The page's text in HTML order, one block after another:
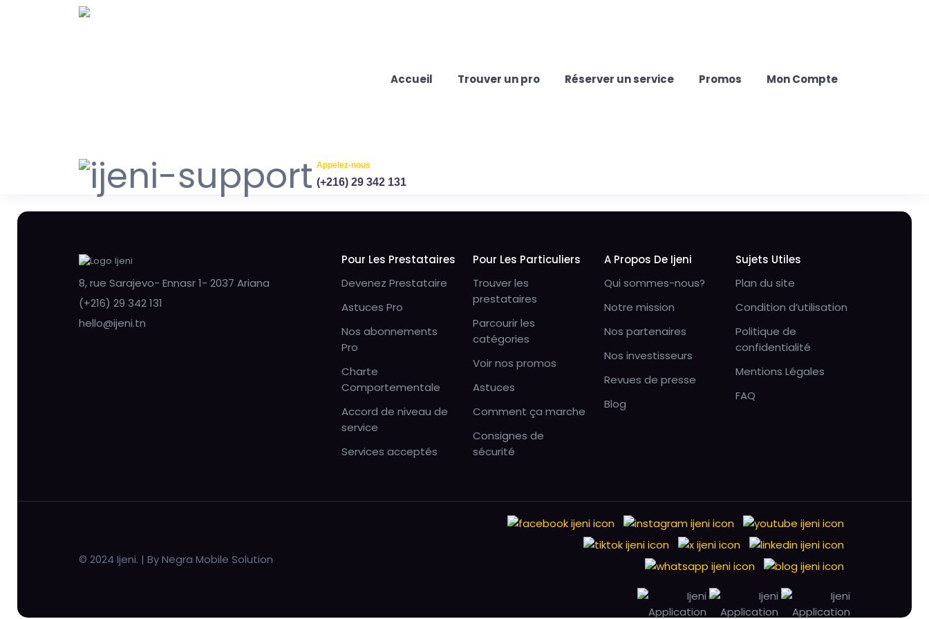
Accueil Trouver un pro Réserver un service Promos Mon Compte
Appelez-nous
(+216) 29 342 131
8, rue Sarajevo- Ennasr 1- 2037 Ariana
(+216) 29 342 131
hello@ijeni.tn
Pour Les Prestataires
Devenez Prestataire
Astuces Pro
Nos abonnements
Pro
Charte
Comportementale
Accord de niveau de
service
Services acceptés
Pour Les Particuliers
Trouver les
prestataires
Parcourir les
catégories
Voir nos promos
Astuces
Comment ça marche
Consignes de
sécurité
A Propos De Ijeni
Qui sommes-nous?
Notre mission
Nos partenaires
Nos investisseurs
Revues de presse
Blog
Sujets Utiles
Plan du site
Condition d’utilisation
Politique de
confidentialité
Mentions Légales
FAQ
© 2024 Ijeni. | By Negra Mobile Solution